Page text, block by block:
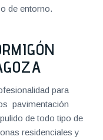
de entorno.
para
pavimentación
de todo tipo de
residenciales y